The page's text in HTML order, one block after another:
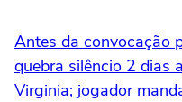
Antes da convocação
quebra silêncio 2 dias
Virginia; jogador